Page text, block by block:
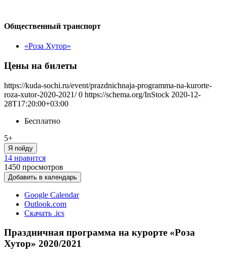
Общественный транспорт
«Роза Хутор»
Цены на билеты
https://kuda-sochi.ru/event/prazdnichnaja-programma-na-kurorte-
roza-xutor-2020-2021/ 0 https://schema.org/InStock 2020-12-
28T17:20:00+03:00
Бесплатно
5+
Я пойду
14 нравится
1450 просмотров
Добавить в календарь
Google Calendar
Outlook.com
Скачать .ics
Праздничная программа на курорте «Роза
Хутор» 2020/2021